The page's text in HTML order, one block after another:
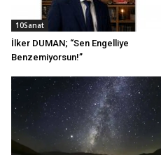
10Sanat
İlker DUMAN; “Sen Engelliye
Benzemiyorsun!”